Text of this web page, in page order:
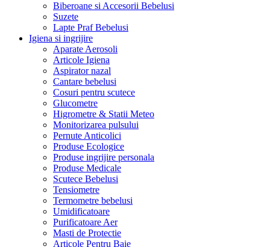
Biberoane si Accesorii Bebelusi
Suzete
Lapte Praf Bebelusi
Igiena si ingrijire
Aparate Aerosoli
Articole Igiena
Aspirator nazal
Cantare bebelusi
Cosuri pentru scutece
Glucometre
Higrometre & Statii Meteo
Monitorizarea pulsului
Pernute Anticolici
Produse Ecologice
Produse ingrijire personala
Produse Medicale
Scutece Bebelusi
Tensiometre
Termometre bebelusi
Umidificatoare
Purificatoare Aer
Masti de Protectie
Articole Pentru Baie